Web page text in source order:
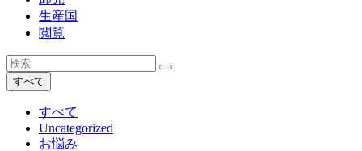
生産国
閲覧
すべて
すべて
Uncategorized
お悩み